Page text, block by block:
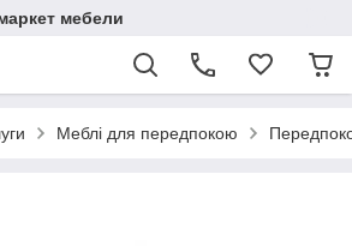
мебели
Меблі для передпокою